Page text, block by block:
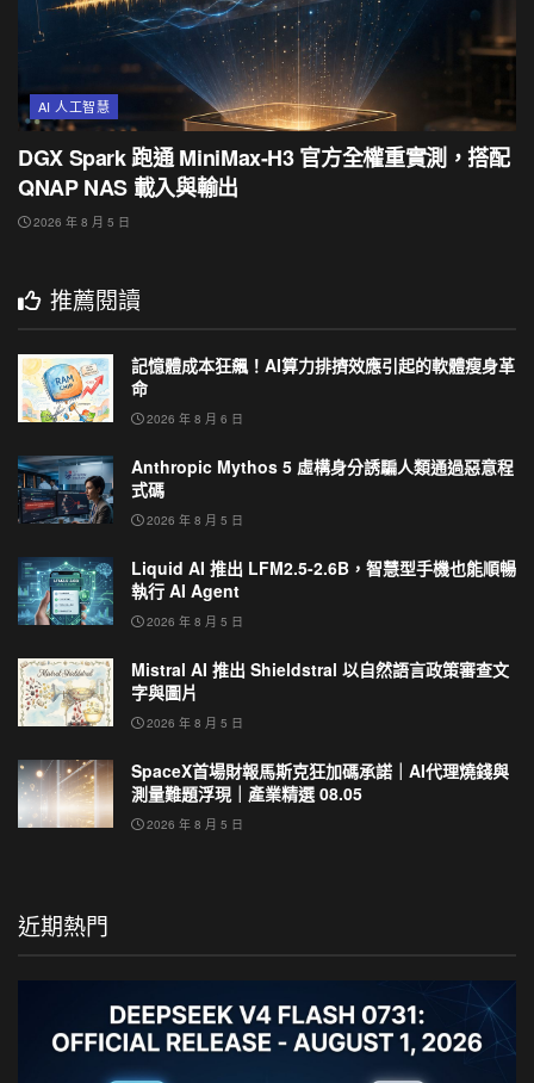
AI 人工智慧
DGX Spark 跑通 MiniMax-H3 官方全權重實測，搭配
QNAP NAS 載入與輸出
2026 年 8 月 5 日
推薦閱讀
記憶體成本狂飆！AI算力排擠效應引起的軟體瘦身革
命
2026 年 8 月 6 日
Anthropic Mythos 5 虛構身分誘騙人類通過惡意程
式碼
2026 年 8 月 5 日
Liquid AI 推出 LFM2.5-2.6B，智慧型手機也能順暢
執行 AI Agent
2026 年 8 月 5 日
Mistral AI 推出 Shieldstral 以自然語言政策審查文
字與圖片
2026 年 8 月 5 日
SpaceX首場財報馬斯克狂加碼承諾｜AI代理燒錢與
測量難題浮現｜產業精選 08.05
2026 年 8 月 5 日
近期熱門